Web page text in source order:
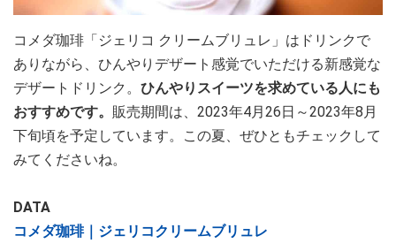
コメダ珈琲「ジェリコ クリームブリュレ」はドリンクで
ありながら、ひんやりデザート感覚でいただける新感覚な
デザートドリンク。 ひんやりスイーツを求めている人にも
おすすめです。 販売期間は、2023年4月26日～2023年8月
下旬頃を予定しています。この夏、ぜひともチェックして
みてくださいね。
DATA
コメダ珈琲｜ジェリコクリームブリュレ